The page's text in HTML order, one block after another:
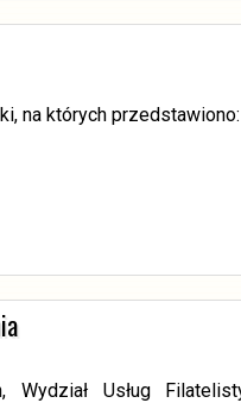
na których przedstawiono:
Wydział Usług